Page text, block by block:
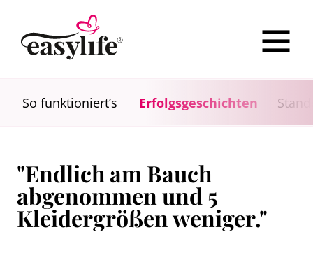
So funktioniert’s Erfolgsgeschichten
"Endlich am Bauch
abgenommen und 5
Kleidergrößen weniger."